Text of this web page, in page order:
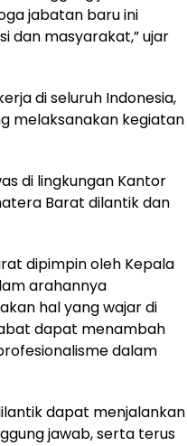
jabatan baru ini
dan masyarakat,” ujar
di seluruh Indonesia,
melaksanakan kegiatan
di lingkungan Kantor
Barat dilantik dan
dipimpin oleh Kepala
arahannya
hal yang wajar di
dapat menambah
dalam
dapat menjalankan
jawab, serta terus